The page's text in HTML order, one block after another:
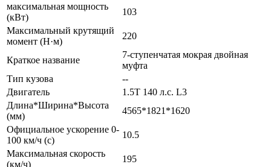
максимальная мощность
(кВт)
103
Максимальный крутящий
момент (Н·м)
220
Краткое название
7-ступенчатая мокрая двойная
муфта
Тип кузова
--
Двигатель
1.5T 140 л.с. L3
Длина*Ширина*Высота
(мм)
4565*1821*1620
Официальное ускорение 0-
100 км/ч (с)
10.5
Максимальная скорость
(км/ч)
195